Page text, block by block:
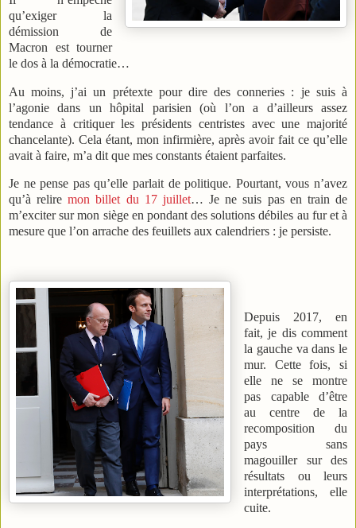
qu’exiger la
démission de
Macron est tourner
le dos à la démocratie…
Au moins, j’ai un prétexte pour dire des conneries : je suis à
l’agonie dans un hôpital parisien (où l’on a d’ailleurs assez
tendance à critiquer les présidents centristes avec une majorité
chancelante). Cela étant, mon infirmière, après avoir fait ce qu’elle
avait à faire, m’a dit que mes constants étaient parfaites.
Je ne pense pas qu’elle parlait de politique. Pourtant, vous n’avez
qu’à reliremon billet du 17 juillet… Je ne suis pas en train de
m’exciter sur mon siège en pondant des solutions débiles au fur et à
mesure que l’on arrache des feuillets aux calendriers : je persiste.
Depuis 2017, en
fait, je dis comment
la gauche va dans le
mur. Cette fois, si
elle ne se montre
pas capable d’être
au centre de la
recomposition du
pays sans
magouiller sur des
résultats ou leurs
interprétations, elle
cuite.